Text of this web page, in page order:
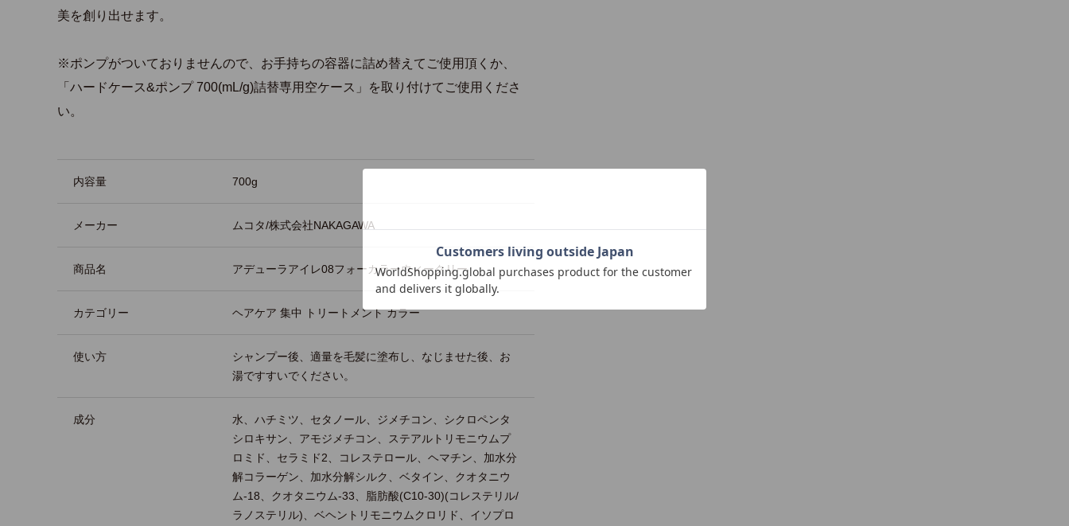
美を創り出せます。
※ポンプがついておりませんので、お手持ちの容器に詰め替えてご使用頂くか、
「ハードケース&ポンプ 700(mL/g)詰替専用空ケース」を取り付けてご使用くださ
い。
内容量 700g
メーカー ムコタ/株式会社NAKAGAWA
商品名 アデューラアイレ08フォーカラーウィークリー
カテゴリー ヘアケア 集中 トリートメント カラー
使い方
シャンプー後、適量を毛髪に塗布し、なじませた後、お
湯ですすいでください。
成分
水、ハチミツ、セタノール、ジメチコン、シクロペンタ
シロキサン、アモジメチコン、ステアルトリモニウムプ
ロミド、セラミド2、コレステロール、ヘマチン、加水分
解コラーゲン、加水分解シルク、ベタイン、クオタニウ
ム-18、クオタニウム-33、脂肪酸(C10-30)(コレステリル/
ラノステリル)、ベヘントリモニウムクロリド、イソプロ